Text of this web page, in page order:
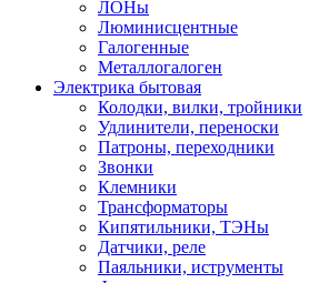
ЛОНы
Люминисцентные
Галогенные
Металлогалоген
Электрика бытовая
Колодки, вилки, тройники
Удлинители, переноски
Патроны, переходники
Звонки
Клемники
Трансформаторы
Кипятильники, ТЭНы
Датчики, реле
Паяльники, иструменты